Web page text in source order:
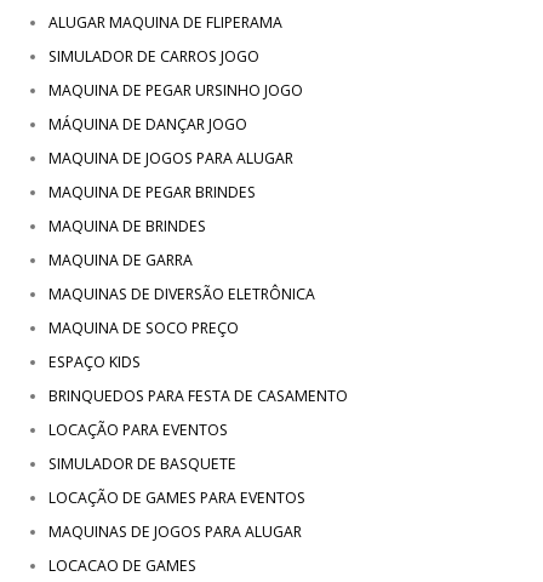
ALUGAR MAQUINA DE FLIPERAMA
SIMULADOR DE CARROS JOGO
MAQUINA DE PEGAR URSINHO JOGO
MÁQUINA DE DANÇAR JOGO
MAQUINA DE JOGOS PARA ALUGAR
MAQUINA DE PEGAR BRINDES
MAQUINA DE BRINDES
MAQUINA DE GARRA
MAQUINAS DE DIVERSÃO ELETRÔNICA
MAQUINA DE SOCO PREÇO
ESPAÇO KIDS
BRINQUEDOS PARA FESTA DE CASAMENTO
LOCAÇÃO PARA EVENTOS
SIMULADOR DE BASQUETE
LOCAÇÃO DE GAMES PARA EVENTOS
MAQUINAS DE JOGOS PARA ALUGAR
LOCACAO DE GAMES